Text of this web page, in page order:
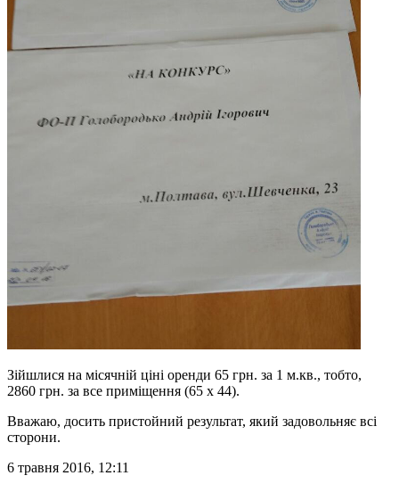
Зійшлися на місячній ціні оренди 65 грн. за 1 м.кв., тобто,
2860 грн. за все приміщення (65 х 44).
Вважаю, досить пристойний результат, який задовольняє всі
сторони.
6 травня 2016, 12:11